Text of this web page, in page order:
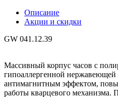
Описание
Акции и скидки
GW 041.12.39
Массивный корпус часов с
гипоаллергенной нержавеющей
антимагнитным эффектом,
работы кварцевого механизма.